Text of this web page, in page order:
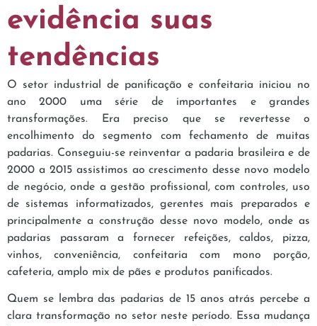
evidência suas
tendências
O setor industrial de panificação e confeitaria iniciou no
ano 2000 uma série de importantes e grandes
transformações. Era preciso que se revertesse o
encolhimento do segmento com fechamento de muitas
padarias. Conseguiu-se reinventar a padaria brasileira e de
2000 a 2015 assistimos ao crescimento desse novo modelo
de negócio, onde a gestão profissional, com controles, uso
de sistemas informatizados, gerentes mais preparados e
principalmente a construção desse novo modelo, onde as
padarias passaram a fornecer refeições, caldos, pizza,
vinhos, conveniência, confeitaria com mono porção,
cafeteria, amplo mix de pães e produtos panificados.
Quem se lembra das padarias de 15 anos atrás percebe a
clara transformação no setor neste período. Essa mudança